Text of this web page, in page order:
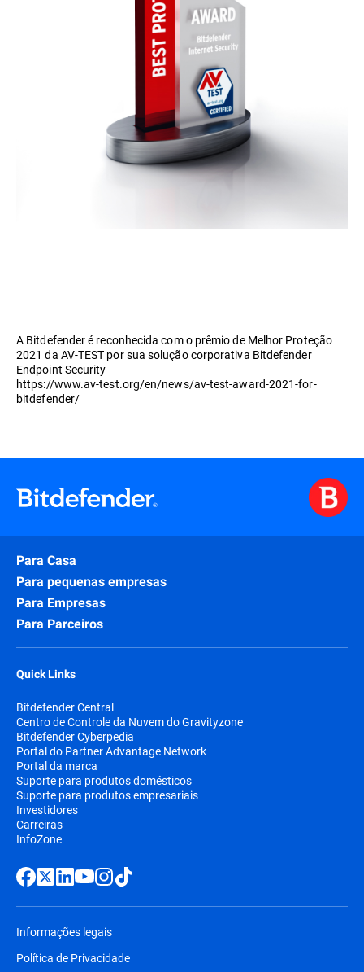
A Bitdefender é reconhecida com o prêmio de Melhor Proteção
2021 da AV-TEST por sua solução corporativa Bitdefender
Endpoint Security
https://www.av-test.org/en/news/av-test-award-2021-for-
bitdefender/
Para Casa
Para pequenas empresas
Para Empresas
Para Parceiros
Quick Links
Bitdefender Central
Centro de Controle da Nuvem do Gravityzone
Bitdefender Cyberpedia
Portal do Partner Advantage Network
Portal da marca
Suporte para produtos domésticos
Suporte para produtos empresariais
Investidores
Carreiras
InfoZone
Informações legais
Política de Privacidade